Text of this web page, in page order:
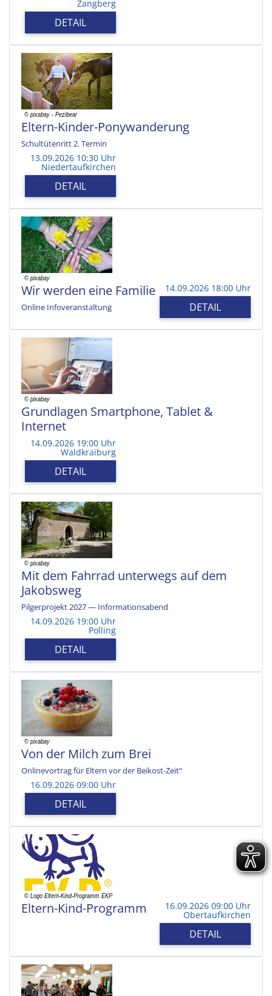
Zangberg
DETAIL
Eltern-Kinder-Ponywanderung
Schultütenritt 2. Termin
13.09.2026 10:30 Uhr
Niedertaufkirchen
DETAIL
Wir werden eine Familie
Online Infoveranstaltung
14.09.2026 18:00 Uhr
DETAIL
Grundlagen Smartphone, Tablet &
Internet
14.09.2026 19:00 Uhr
Waldkraiburg
DETAIL
Mit dem Fahrrad unterwegs auf dem
Jakobsweg
Pilgerprojekt 2027 — Informationsabend
14.09.2026 19:00 Uhr
Polling
DETAIL
Von der Milch zum Brei
Onlinevortrag für Eltern vor der Beikost-Zeit“
16.09.2026 09:00 Uhr
DETAIL
Eltern-Kind-Programm 16.09.2026 09:00 Uhr
Obertaufkirchen
DETAIL